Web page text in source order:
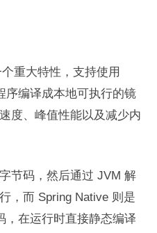
重大特性，支持使用
序编译成本地可执行的镜
度、峰值性能以及减少内
节码，然后通过 JVM 解
，而 Spring Native 则是
，在运行时直接静态编译